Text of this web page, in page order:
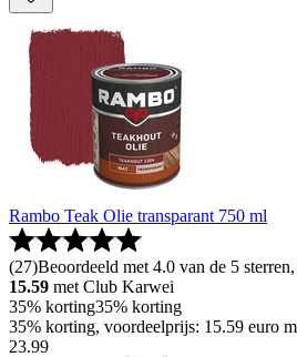
Rambo Teak Olie transparant 750 ml
(27)Beoordeeld met 4.0 van de 5
15.59 met Club Karwei
35% korting35% korting
35% korting, voordeelprijs: 15.59 euro
23.99